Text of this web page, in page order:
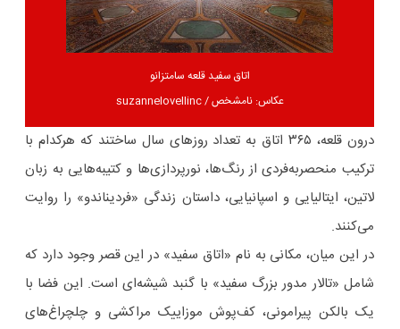
اتاق سفید قلعه سامتزانو
عکاس: نامشخص / suzannelovellinc
درون قلعه، ۳۶۵ اتاق به تعداد روزهای سال ساختند که هرکدام با
ترکیب منحصربه‌فردی از رنگ‌ها، نورپردازی‌ها و کتیبه‌هایی به زبان
لاتین، ایتالیایی و اسپانیایی، داستان زندگی «فردیناندو» را روایت
می‌کنند.
در این میان، مکانی به نام «اتاق سفید» در این قصر وجود دارد که
شامل «تالار مدور بزرگ سفید» با گنبد شیشه‌ای است. این فضا با
یک بالکن پیرامونی، کف‌پوش موزاییک مراکشی و چلچراغ‌های